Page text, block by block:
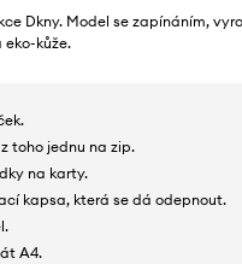
Dkny. Model se zapínáním,
kůže.
toho jednu na zip.
na karty.
kapsa, která se dá odepnout.
A4.